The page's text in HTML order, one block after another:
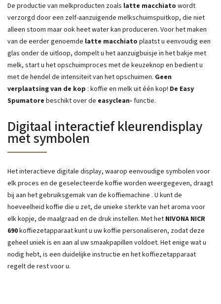
De productie van melkproducten zoals latte macchiato wordt
verzorgd door een zelf-aanzuigende melkschuimspuitkop, die niet
alleen stoom maar ook heet water kan produceren. Voor het maken
van de eerder genoemde latte macchiato plaatst u eenvoudig een
glas onder de uitloop, dompelt u het aanzuigbuisje in het bakje met
melk, start u het opschuimproces met de keuzeknop en bedient u
met de hendel de intensiteit van het opschuimen. Geen
verplaatsing van de kop : koffie en melk uit één kop! De Easy
Spumatore beschikt over de easyclean- functie.
Digitaal interactief kleurendisplay
met symbolen
Het interactieve digitale display, waarop eenvoudige symbolen voor
elk proces en de geselecteerde koffie worden weergegeven, draagt
​​bij aan het gebruiksgemak van de koffiemachine . U kunt de
hoeveelheid koffie die u zet, de unieke sterkte van het aroma voor
elk kopje, de maalgraad en de druk instellen. Met het NIVONA NICR
690koffiezetapparaat kunt u uw koffie personaliseren, zodat deze
geheel uniek is en aan al uw smaakpapillen voldoet. Het enige wat u
nodig hebt, is een duidelijke instructie en het koffiezetapparaat
regelt de rest voor u.